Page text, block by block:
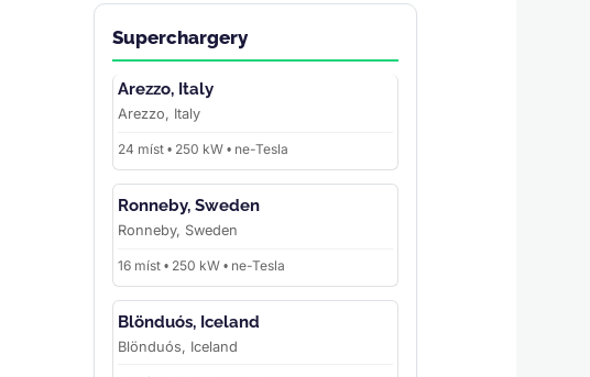
Superchargery
Arezzo, Italy
Arezzo, Italy
24 míst • 250 kW • ne-Tesla
Ronneby, Sweden
Ronneby, Sweden
16 míst • 250 kW • ne-Tesla
Blönduós, Iceland
Blönduós, Iceland